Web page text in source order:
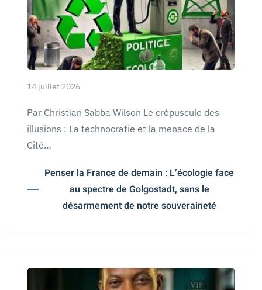
14 juillet 2026
Par Christian Sabba Wilson Le crépuscule des
illusions : La technocratie et la menace de la
Cité…
Penser la France de demain : L’écologie face
au spectre de Golgostadt, sans le
désarmement de notre souveraineté